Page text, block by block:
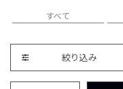
すべて
絞り込み